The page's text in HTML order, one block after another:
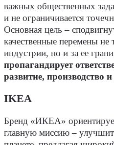
важных общественных
и не ограничивается
Основная цель –
качественные перемены не
индустрии, но и за ее
пропагандирует
развитие, производство
IKEA
Бренд «ИКЕА»
главную миссию –